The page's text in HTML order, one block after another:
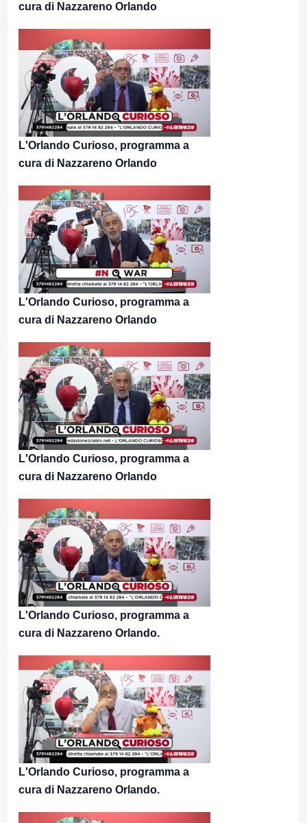
cura di Nazzareno Orlando
L'Orlando Curioso, programma a
cura di Nazzareno Orlando
L'Orlando Curioso, programma a
cura di Nazzareno Orlando
L'Orlando Curioso, programma a
cura di Nazzareno Orlando
L'Orlando Curioso, programma a
cura di Nazzareno Orlando.
L'Orlando Curioso, programma a
cura di Nazzareno Orlando.